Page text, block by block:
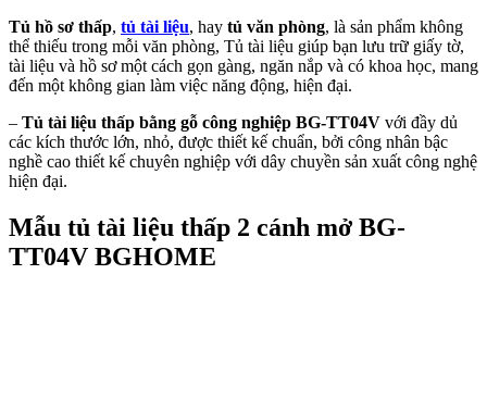
Tủ hồ sơ thấp, tủ tài liệu, hay tủ văn phòng, là sản phẩm không
thể thiếu trong mỗi văn phòng, Tủ tài liệu giúp bạn lưu trữ giấy tờ,
tài liệu và hồ sơ một cách gọn gàng, ngăn nắp và có khoa học, mang
đến một không gian làm việc năng động, hiện đại.
– Tủ tài liệu thấp bằng gỗ công nghiệp BG-TT04V với đầy dủ
các kích thước lớn, nhỏ, được thiết kế chuẩn, bởi công nhân bậc
nghề cao thiết kế chuyên nghiệp với dây chuyền sản xuất công nghệ
hiện đại.
Mẫu tủ tài liệu thấp 2 cánh mở BG-
TT04V BGHOME